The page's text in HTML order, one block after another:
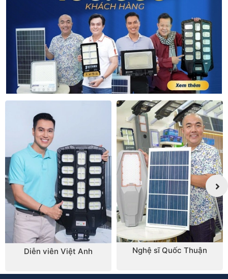
1.3 Pin dự trữ
Pin dự trữ là bộ phận tích trữ điện năng sau khi
ánh sáng được hấp thụ và chuyển thành điện
năng sẽ dự trữ trong bộ phận này. Khi bộ điều
khiển bật công tắc pin dự trữ sẽ truyền điện năng
đến thắp sáng đèn.
Diễn viên Việt Anh Nghệ sĩ Quốc Thuận